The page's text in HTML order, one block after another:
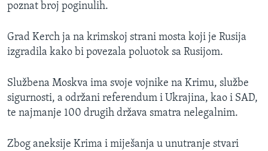
poznat broj poginulih.
Grad Kerch ja na krimskoj strani mosta koji je Rusija
izgradila kako bi povezala poluotok sa Rusijom.
Službena Moskva ima svoje vojnike na Krimu, službe
sigurnosti, a održani referendum i Ukrajina, kao i SAD,
te najmanje 100 drugih država smatra nelegalnim.
Zbog aneksije Krima i miješanja u unutranje stvari